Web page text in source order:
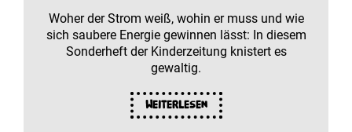
Woher der Strom weiß, wohin er muss und wie
sich saubere Energie gewinnen lässt: In diesem
Sonderheft der Kinderzeitung knistert es
gewaltig.
Weiterlesen